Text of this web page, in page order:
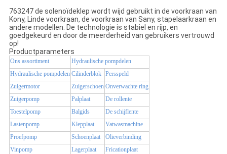
763247 de solenoïdeklep wordt wijd gebruikt in de voorkraan van
Kony, Linde voorkraan, de voorkraan van Sany, stapelaarkraan en
andere modellen. De technologie is stabiel en rijp, en
goedgekeurd en door de meerderheid van gebruikers vertrouwd
op!
Productparameters
Ons assortiment
Hydraulische pompdelen
Hydraulische pompdelen Cilinderblok Persspeld
Zuigermotor
Zuigerschoen Onverwachte ring
Zuigerpomp
Palplaat
De rollente
Toestelpomp
Balgids
De schijflente
Lastenpomp
Klepplaat
Vatwasmachine
Proefpomp
Schoenplaat
Olieverbinding
Vinpomp
Lagerplaat
Fricationplaat